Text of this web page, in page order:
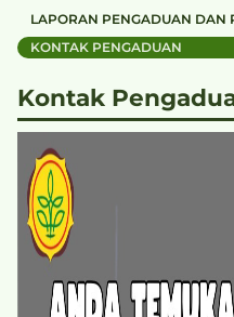
LAPORAN PENGADUAN DAN
KONTAK PENGADUAN
Kontak